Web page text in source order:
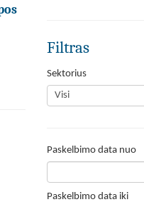
Filtras
Sektorius
Paskelbimo data nuo
Paskelbimo data iki